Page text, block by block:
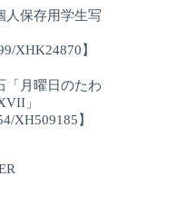
人保存用学生写
XHK24870】
「月曜日のたわ
」
XH509185】